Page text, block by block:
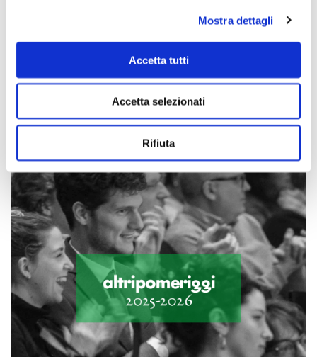
Mostra dettagli
Accetta tutti
Accetta selezionati
Rifiuta
Scopri di più